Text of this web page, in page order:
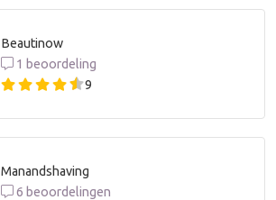
Beautinow
1 beoordeling
9
Manandshaving
6 beoordelingen